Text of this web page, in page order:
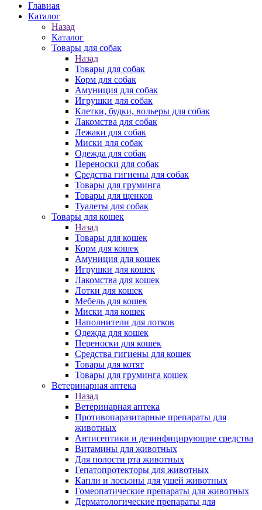
Главная
Каталог
Назад
Каталог
Товары для собак
Назад
Товары для собак
Корм для собак
Амуниция для собак
Игрушки для собак
Клетки, будки, вольеры для собак
Лакомства для собак
Лежаки для собак
Миски для собак
Одежда для собак
Переноски для собак
Средства гигиены для собак
Товары для груминга
Товары для щенков
Туалеты для собак
Товары для кошек
Назад
Товары для кошек
Корм для кошек
Амуниция для кошек
Игрушки для кошек
Лакомства для кошек
Лотки для кошек
Мебель для кошек
Миски для кошек
Наполнители для лотков
Одежда для кошек
Переноски для кошек
Средства гигиены для кошек
Товары для котят
Товары для груминга кошек
Ветеринарная аптека
Назад
Ветеринарная аптека
Противопаразитарные препараты для
животных
Антисептики и дезинфицирующие средства
Витамины для животных
Для полости рта животных
Гепатопротекторы для животных
Капли и лосьоны для ушей животных
Гомеопатические препараты для животных
Дерматологические препараты для